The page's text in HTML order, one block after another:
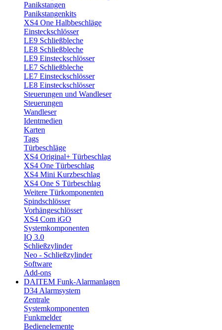
Panikstangen
Panikstangenkits
XS4 One Halbbeschläge
Einsteckschlösser
LE9 Schließbleche
LE8 Schließbleche
LE9 Einsteckschlösser
LE7 Schließbleche
LE7 Einsteckschlösser
LE8 Einsteckschlösser
Steuerungen und Wandleser
Steuerungen
Wandleser
Identmedien
Karten
Tags
Türbeschläge
XS4 Original+ Türbeschlag
XS4 One Türbeschlag
XS4 Mini Kurzbeschlag
XS4 One S Türbeschlag
Weitere Türkomponenten
Spindschlösser
Vorhängeschlösser
XS4 Com iGO
Systemkomponenten
IQ 3.0
Schließzylinder
Neo - Schließzylinder
Software
Add-ons
DAITEM Funk-Alarmanlagen
D34 Alarmsystem
Zentrale
Systemkomponenten
Funkmelder
Bedienelemente